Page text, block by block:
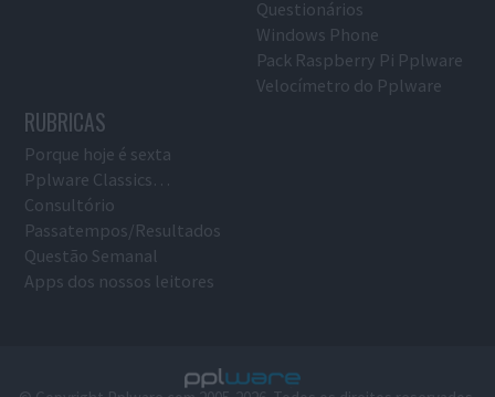
Questionários
Windows Phone
Pack Raspberry Pi Pplware
Velocímetro do Pplware
RUBRICAS
Porque hoje é sexta
Pplware Classics…
Consultório
Passatempos/Resultados
Questão Semanal
Apps dos nossos leitores